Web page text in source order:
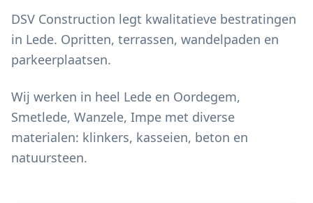
DSV Construction legt kwalitatieve bestratingen
in Lede. Opritten, terrassen, wandelpaden en
parkeerplaatsen.
Wij werken in heel Lede en Oordegem,
Smetlede, Wanzele, Impe met diverse
materialen: klinkers, kasseien, beton en
natuursteen.